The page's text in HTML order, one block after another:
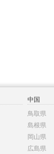
中国
鳥取県
島根県
岡山県
広島県